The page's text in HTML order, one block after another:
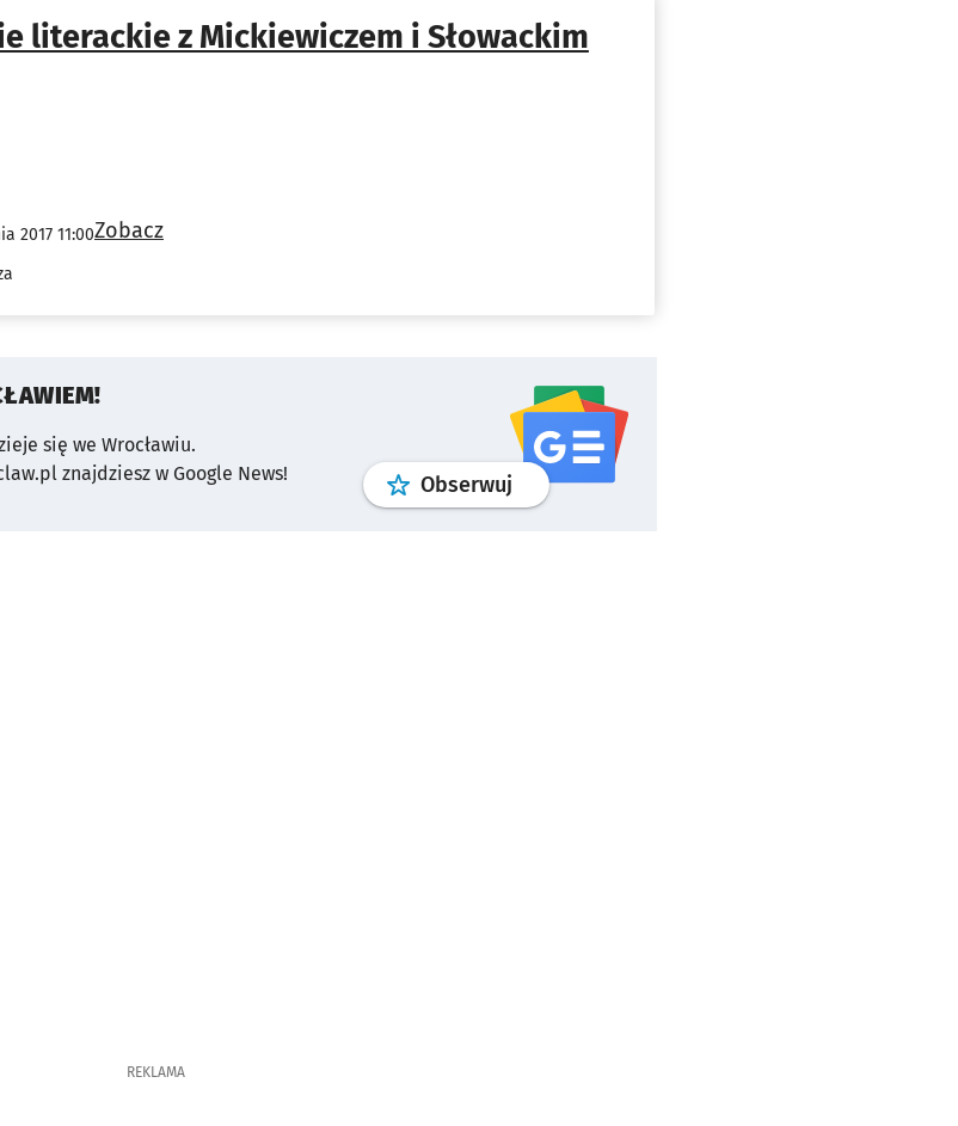
literackie z Mickiewiczem i Słowackim
2017 11:00Zobacz
się we Wrocławiu.
znajdziesz w Google News!
Obserwuj profilgoogle news
REKLAMA